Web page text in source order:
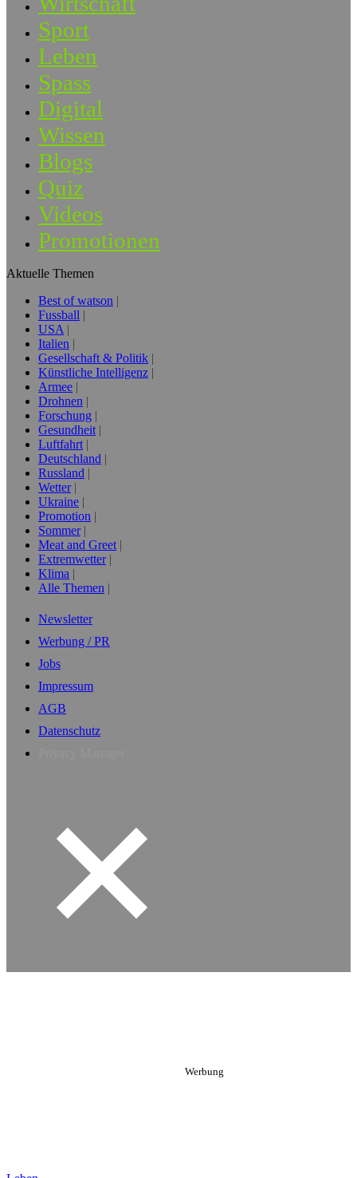
Sport
Leben
Spass
Digital
Wissen
Blogs
Quiz
Videos
Promotionen
Aktuelle Themen
Best of watson
Fussball
USA
Italien
Gesellschaft & Politik
Künstliche Intelligenz
Armee
Drohnen
Forschung
Gesundheit
Luftfahrt
Deutschland
Russland
Wetter
Ukraine
Promotion
Sommer
Meat and Greet
Extremwetter
Klima
Alle Themen
Newsletter
Werbung / PR
Jobs
Impressum
AGB
Datenschutz